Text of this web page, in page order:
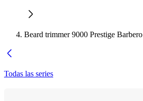
Beard trimmer 9000 Prestige Barbero
Todas las series